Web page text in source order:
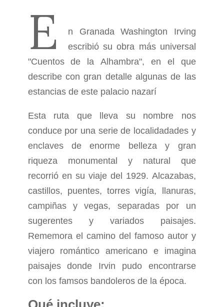
E
n Granada Washington Irving
escribió su obra más universal
"Cuentos de la Alhambra", en el que
describe con gran detalle algunas de las
estancias de este palacio nazarí
Esta ruta que lleva su nombre nos
conduce por una serie de localidadades y
enclaves de enorme belleza y gran
riqueza monumental y natural que
recorrió en su viaje del 1929. Alcazabas,
castillos, puentes, torres vigía, llanuras,
campiñas y vegas, separadas por un
sugerentes y variados paisajes.
Rememora el camino del famoso autor y
viajero romántico americano e imagina
paisajes donde Irvin pudo encontrarse
con los famsos bandoleros de la época.